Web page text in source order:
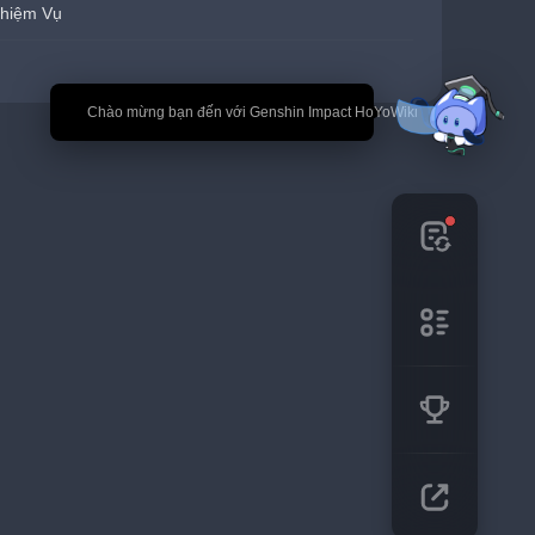
🎉 Chào mừng bạn đến với Genshin Impact HoYoWiki
Vụ